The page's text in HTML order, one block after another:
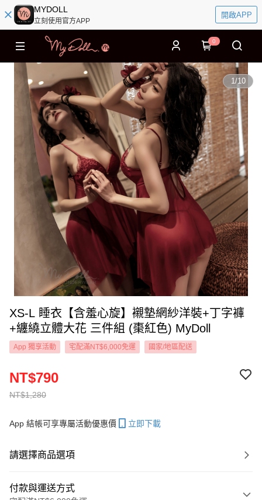
MYDOLL
立刻使用官方APP
開啟APP
0
1/10
XS-L 睡衣【含羞心旋】襯墊網紗洋裝+丁字褲
+纏繞立體大花 三件組 (棗紅色) MyDoll
App 獨享活動 宅配滿NT$6,000免運 國家/地區配送
NT$1,280
NT$790
App 結帳可享專屬活動優惠價 立即下載
請選擇商品選項
付款與運送方式